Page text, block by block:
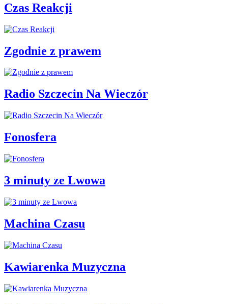
Czas Reakcji
Zgodnie z prawem
Radio Szczecin Na Wieczór
Fonosfera
3 minuty ze Lwowa
Machina Czasu
Kawiarenka Muzyczna